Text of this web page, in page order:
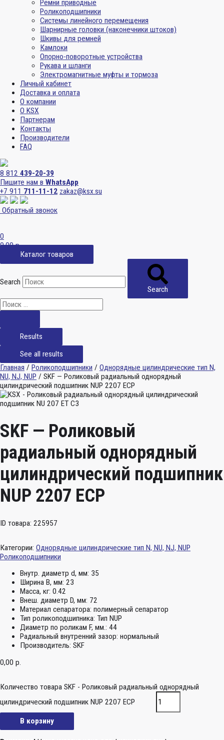
Ремни приводные
Роликоподшипники
Системы линейного перемещения
Шарнирные головки (наконечники штоков)
Шкивы для ремней
Камлоки
Опорно-поворотные устройства
Рукава и шланги
Электромагнитные муфты и тормоза
Личный кабинет
Доставка и оплата
О компании
О KSX
Партнерам
Контакты
Производители
FAQ
8 812 439-20-39
Пишите нам в WhatsApp
+7 911 711-11-12 zakaz@ksx.su
Обратный звонок
0
0,00р.
Каталог товаров
Search
Search
Results
See all results
Главная / Роликоподшипники / Однорядные цилиндрические тип N,
NU, NJ, NUP / SKF — Роликовый радиальный однорядный
цилиндрический подшипник NUP 2207 ECP
SKF — Роликовый
радиальный однорядный
цилиндрический подшипник
NUP 2207 ECP
ID товара: 225957
Категории: Однорядные цилиндрические тип N, NU, NJ, NUP
Роликоподшипники
Внутр. диаметр d, мм: 35
Ширина B, мм: 23
Масса, кг: 0.42
Внеш. диаметр D, мм: 72
Материал сепаратора: полимерный сепаратор
Тип роликоподшипника: Тип NUP
Диаметр по роликам F, мм.: 44
Радиальный внутренний зазор: нормальный
Производитель: SKF
0,00 р.
Количество товара SKF - Роликовый радиальный однорядный
цилиндрический подшипник NUP 2207 ECP
В корзину